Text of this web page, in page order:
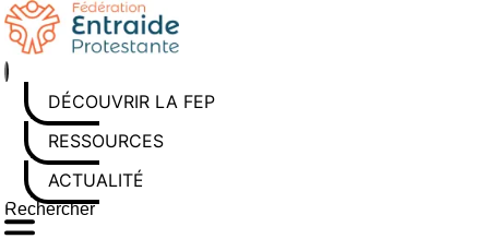
Aller
au
contenu
DÉCOUVRIR LA FEP
RESSOURCES
ACTUALITÉS
Rechercher sur le site
Saisissez au moins 3 caractères pour lancer la recherche